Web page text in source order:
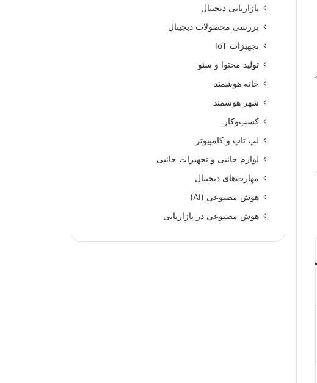
بازاریابی دیجیتال
بررسی محصولات دیجیتال
تجهیزات IoT
تولید محتوا و سئو
خانه هوشمند
شهر هوشمند
کسب‌وکار
لپ تاپ و کامپیوتر
لوازم جانبی و تجهیزات جانبی
مهارت‌های دیجیتال
هوش مصنوعی (AI)
هوش مصنوعی در بازاریابی